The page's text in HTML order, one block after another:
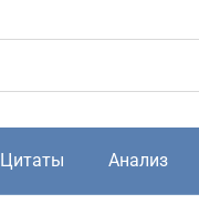
Цитаты Анализ